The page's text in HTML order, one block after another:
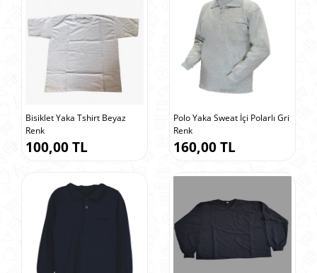
Bisiklet Yaka Tshirt Beyaz
Renk
100,00 TL
Polo Yaka Sweat İçi Polarlı Gri
Renk
160,00 TL